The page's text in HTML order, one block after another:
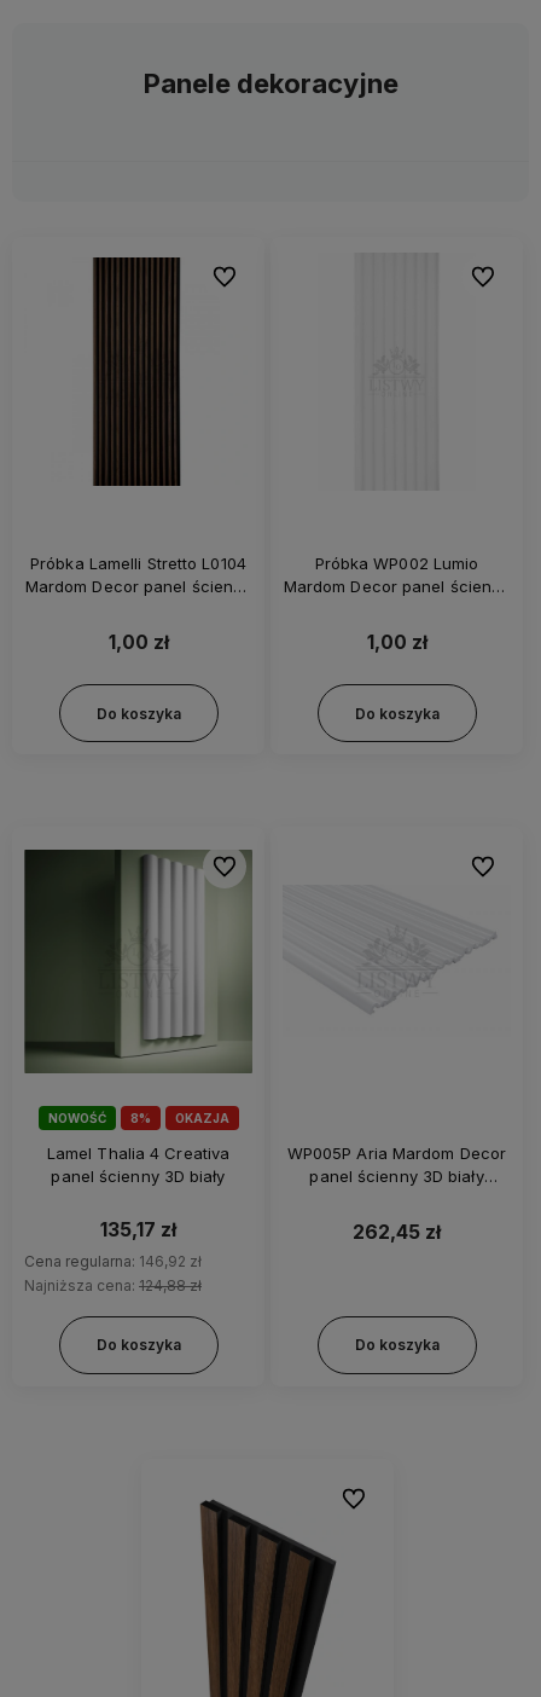
Panele dekoracyjne
Próbka Lamelli Stretto L0104
Mardom Decor panel ścienny
1,00 zł
Do koszyka
Do ulubionych
Próbka WP002 Lumio
Mardom Decor panel ścienny
1,00 zł
Do koszyka
Do
8% OKAZJA
NOWOŚĆ
Lamel Thalia 4 Creativa
panel ścienny 3D biały
135,17 zł
Cena regularna: 146,92 zł
Najniższa cena: 124,88 zł
Do koszyka
Do ulubionych
WP005P Aria Mardom Decor
panel ścienny 3D biały
262,45 zł
Do koszyka
Do
Do ulubionych